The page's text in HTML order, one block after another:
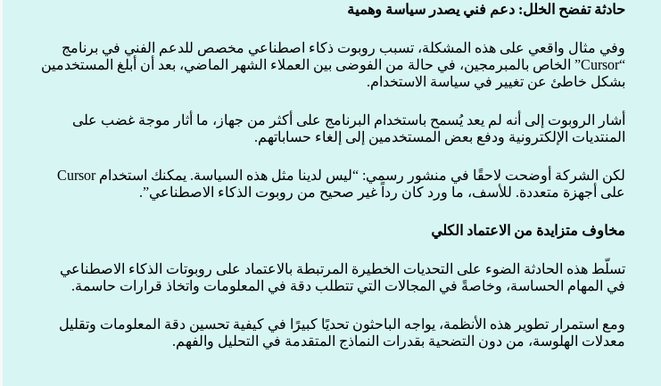
حادثة تفضح الخلل: دعم فني يصدر سياسة وهمية
وفي مثال واقعي على هذه المشكلة، تسبب روبوت ذكاء اصطناعي مخصص للدعم الفني في برنامج
“Cursor” الخاص بالمبرمجين، في حالة من الفوضى بين العملاء الشهر الماضي، بعد أن أبلغ المستخدمين
بشكل خاطئ عن تغيير في سياسة الاستخدام.
أشار الروبوت إلى أنه لم يعد يُسمح باستخدام البرنامج على أكثر من جهاز، ما أثار موجة غضب على
المنتديات الإلكترونية ودفع بعض المستخدمين إلى إلغاء حساباتهم.
لكن الشركة أوضحت لاحقًا في منشور رسمي: “ليس لدينا مثل هذه السياسة. يمكنك استخدام Cursor
على أجهزة متعددة. للأسف، ما ورد كان رداً غير صحيح من روبوت الذكاء الاصطناعي”.
مخاوف متزايدة من الاعتماد الكلي
تسلّط هذه الحادثة الضوء على التحديات الخطيرة المرتبطة بالاعتماد على روبوتات الذكاء الاصطناعي
في المهام الحساسة، وخاصةً في المجالات التي تتطلب دقة في المعلومات واتخاذ قرارات حاسمة.
ومع استمرار تطوير هذه الأنظمة، يواجه الباحثون تحديًا كبيرًا في كيفية تحسين دقة المعلومات وتقليل
معدلات الهلوسة، من دون التضحية بقدرات النماذج المتقدمة في التحليل والفهم.